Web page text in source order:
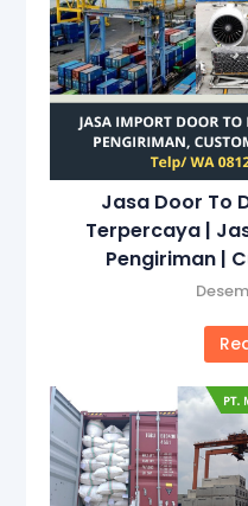
Jasa Door To
Terpercaya |
Pengiriman |